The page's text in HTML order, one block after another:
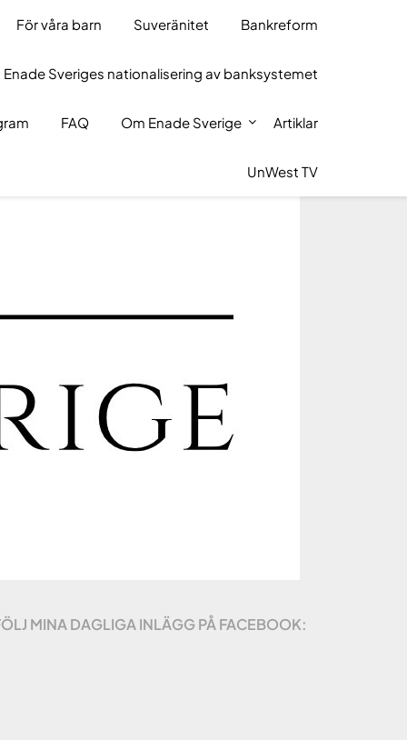
För våra barn Suveränitet Bankreform
Sveriges nationalisering av banksystemet
FAQ Om Enade Sverige Artiklar
UnWest TV
MINA DAGLIGA INLÄGG PÅ FACEBOOK: